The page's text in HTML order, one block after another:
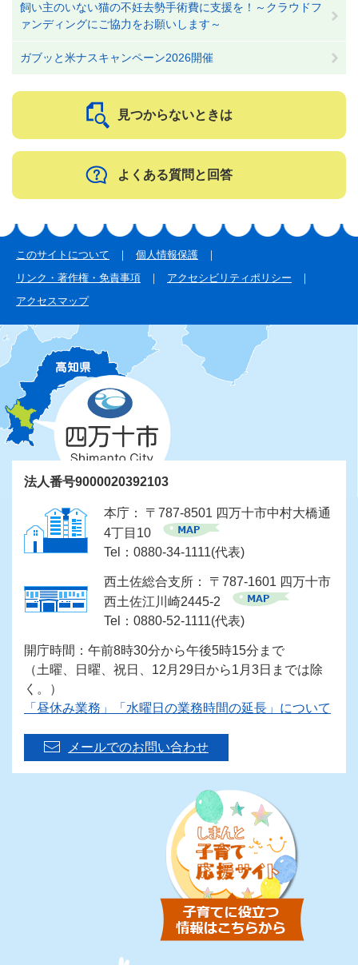
飼い主のいない猫の不妊去勢手術費に支援を！～クラウドフ
ァンディングにご協力をお願いします～
ガブッと米ナスキャンペーン2026開催
見つからないときは
よくある質問と回答
このサイトについて
個人情報保護
リンク・著作権・免責事項
アクセシビリティポリシー
アクセスマップ
法人番号9000020392103
本庁： 〒787-8501 四万十市中村大橋通
4丁目10
Tel：0880-34-1111(代表)
西土佐総合支所： 〒787-1601 四万十市
西土佐江川崎2445-2
Tel：0880-52-1111(代表)
開庁時間：午前8時30分から午後5時15分まで
（土曜、日曜、祝日、12月29日から1月3日までは除
く。）
「昼休み業務」「水曜日の業務時間の延長」について
メールでのお問い合わせ